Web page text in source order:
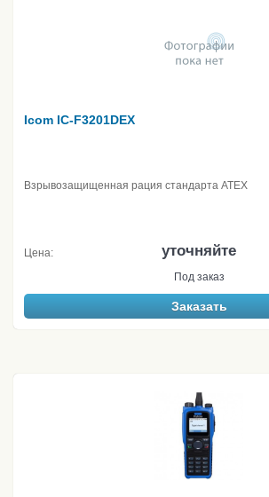
Icom IC-F3201DEX
Взрывозащищенная рация стандарта ATEX
Цена: уточняйте
Под заказ
Заказать